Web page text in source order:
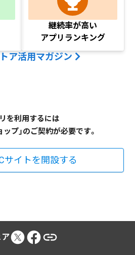
継続率が高い
アプリランキング
ア活用マガジン
を利用するには
ップ」のご契約が必要です。
サイトを開設する
ア